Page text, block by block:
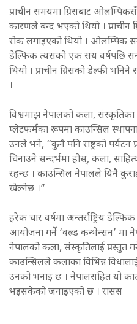
प्राचीन समयमा ग्रिसबाट
कारणले बन्द भएको थियो । प्राचीन
रोक लगाइएको थियो । ओलम्पिक
डेल्फिक त्यसको एक सय वर्षपछि
थियो । प्राचीन ग्रिसको डेल्फी
।
विश्वमाझ नेपालको कला, संस्कृतिका
प्लेटफर्मका रूपमा काउन्सिल
उनले भने, “कुनै पनि राष्ट्रको पर्यटन
चिनाउने सन्दर्भमा होस्, कला,
रहन्छ । काउन्सिल नेपालले यिनै
खेल्नेछ ।”
हरेक चार वर्षमा अन्तर्राष्ट्रिय
आयोजना गर्ने ‘वल्र्ड कन्भेन्सन’ मा
नेपालको कला, संस्कृतिलाई प्रस्तुत
काउन्सिलले कलाका विभिन्न
उनको भनाइ छ । नेपालसहित यो
भइसकेको जनाइएको छ । रासस